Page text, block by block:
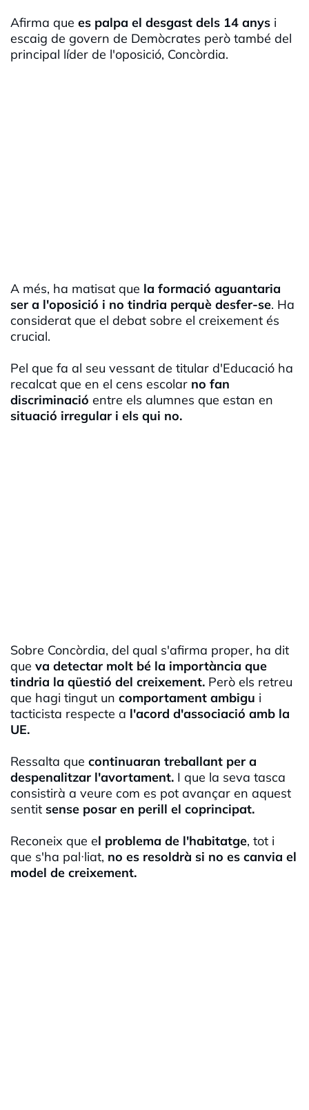
Afirma que es palpa el desgast dels 14 anys i
escaig de govern de Demòcrates però també del
principal líder de l'oposició, Concòrdia.
A més, ha matisat que la formació aguantaria
ser a l'oposició i no tindria perquè desfer-se. Ha
considerat que el debat sobre el creixement és
crucial.
Pel que fa al seu vessant de titular d'Educació ha
recalcat que en el cens escolar no fan
discriminació entre els alumnes que estan en
situació irregular i els qui no.
Sobre Concòrdia, del qual s'afirma proper, ha dit
que va detectar molt bé la importància que
tindria la qüestió del creixement. Però els retreu
que hagi tingut un comportament ambigu i
tacticista respecte a l'acord d'associació amb la
UE.
Ressalta que continuaran treballant per a
despenalitzar l'avortament. I que la seva tasca
consistirà a veure com es pot avançar en aquest
sentit sense posar en perill el coprincipat.
Reconeix que el problema de l'habitatge, tot i
que s'ha pal·liat, no es resoldrà si no es canvia el
model de creixement.